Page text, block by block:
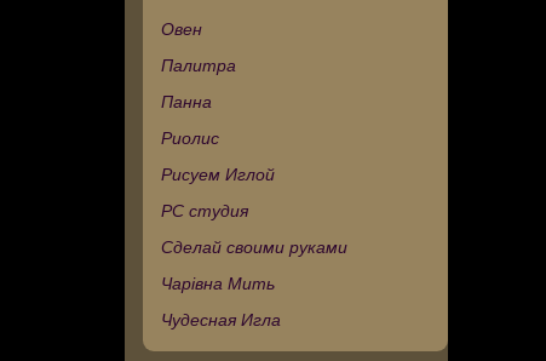
Овен
Палитра
Панна
Риолис
Рисуем Иглой
РС студия
Сделай своими руками
Чарівна Мить
Чудесная Игла